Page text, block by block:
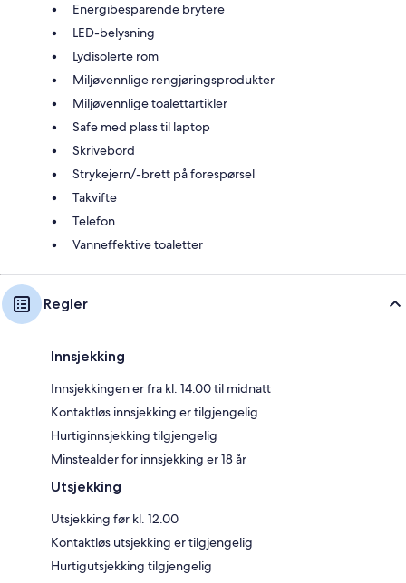
Energibesparende brytere
LED-belysning
Lydisolerte rom
Miljøvennlige rengjøringsprodukter
Miljøvennlige toalettartikler
Safe med plass til laptop
Skrivebord
Strykejern/-brett på forespørsel
Takvifte
Telefon
Vanneffektive toaletter
Regler
Innsjekking
Innsjekkingen er fra kl. 14.00 til midnatt
Kontaktløs innsjekking er tilgjengelig
Hurtiginnsjekking tilgjengelig
Minstealder for innsjekking er 18 år
Utsjekking
Utsjekking før kl. 12.00
Kontaktløs utsjekking er tilgjengelig
Hurtigutsjekking tilgjengelig